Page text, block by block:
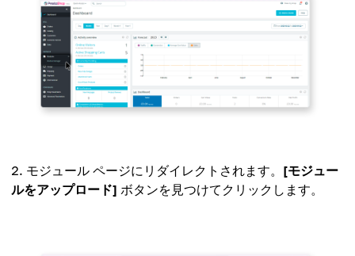
モジュール ページにリダイレクトされます。 [モジュー
ルをアップロード] ボタンを見つけてクリックします。